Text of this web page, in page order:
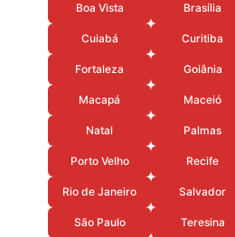
Boa Vista Brasília
Cuiabá Curitiba
Fortaleza Goiânia
Macapá Maceió
Natal Palmas
Porto Velho Recife
Rio de Janeiro Salvador
São Paulo Teresina